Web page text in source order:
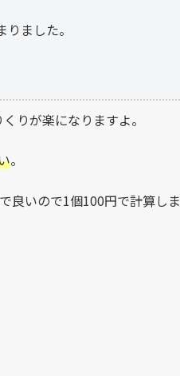
ました。
りが楽になりますよ。
。
良いので1個100円で計算しま